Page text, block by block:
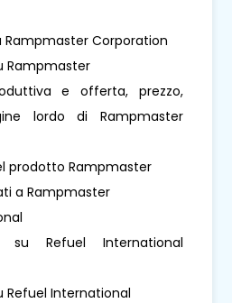
Rampmaster Corporation
Rampmaster
e offerta, prezzo,
lordo di Rampmaster
prodotto Rampmaster
a Rampmaster
su Refuel International
Refuel International